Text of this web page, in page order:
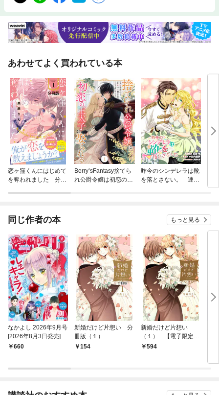
あわせてよく買われている本
恋ヶ窪くんにはじめて
を奪われました 分冊
Berry’sFantasy捨てら
れ公爵令嬢は初恋の王
昨今のシンデレラは靴
を落とさない。 連載
同じ作者の本 もっと見る
なかよし 2026年9月号
[2026年8月3日発売]
660
新婚だけど片想い 分
冊版（１）
154
新婚だけど片想い
（１） 【電子限定
描きおろし特典つき】
594
氷
菓